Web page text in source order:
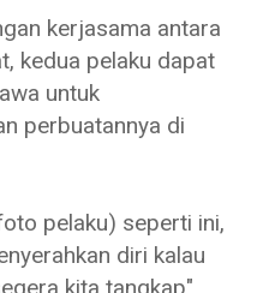
kerjasama antara
kedua pelaku dapat
untuk
perbuatannya di
pelaku) seperti ini,
diri kalau
kita tangkap"